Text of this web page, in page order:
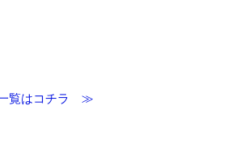
覧はコチラ ≫